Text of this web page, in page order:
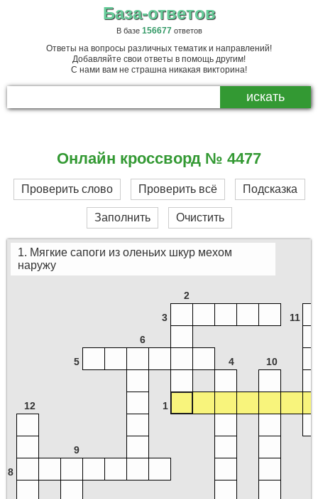
База-ответов
В базе 156677ответов
Ответы на вопросы различных тематик и направлений!
Добавляйте свои ответы в помощь другим!
С нами вам не страшна никакая викторина!
Онлайн кроссворд № 4477
Проверить слово Проверить всё Подсказка
Заполнить Очистить
1. Мягкие сапоги из оленьих шкур мехом
наружу
2
3
11
6
5
4 10
12 1
9
8